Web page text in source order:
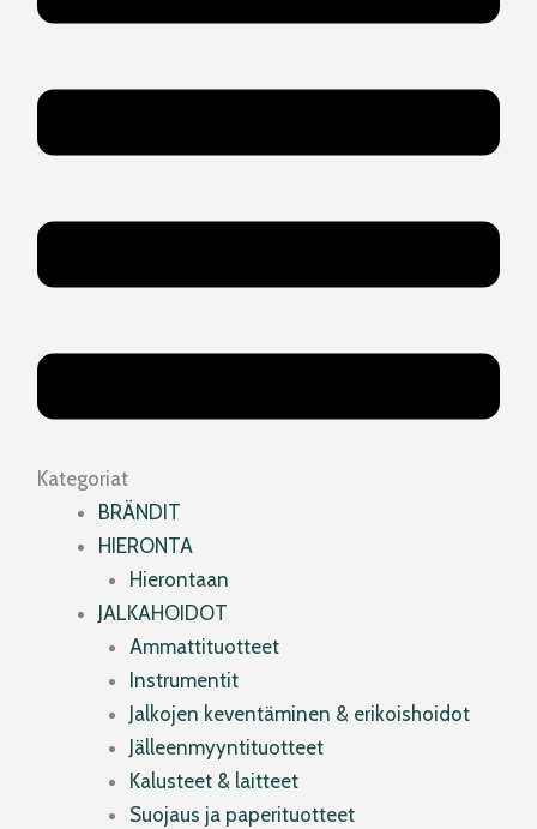
Kategoriat
BRÄNDIT
HIERONTA
Hierontaan
JALKAHOIDOT
Ammattituotteet
Instrumentit
Jalkojen keventäminen & erikoishoidot
Jälleenmyyntituotteet
Kalusteet & laitteet
Suojaus ja paperituotteet